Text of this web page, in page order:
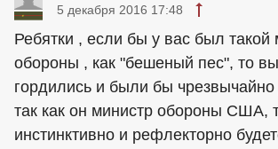
5 декабря 2016 17:48
Ребятки , если бы у вас был такой
обороны , как "бешеный пес", то
гордились и были бы
так как он министр обороны США,
инстинктивно и рефлекторно